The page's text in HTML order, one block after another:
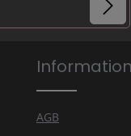
zur Kenntnis
AGB